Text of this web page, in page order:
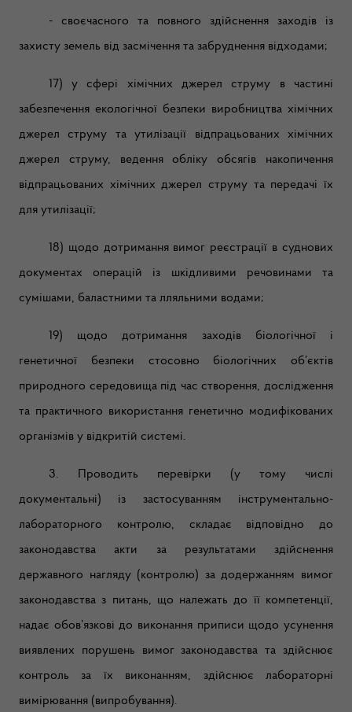
- своєчасного та повного здійснення заходів із
захисту земель від засмічення та забруднення відходами;
17) у сфері хімічних джерел струму в частині
забезпечення екологічної безпеки виробництва хімічних
джерел струму та утилізації відпрацьованих хімічних
джерел струму, ведення обліку обсягів накопичення
відпрацьованих хімічних джерел струму та передачі їх
для утилізації;
18) щодо дотримання вимог реєстрації в суднових
документах операцій із шкідливими речовинами та
сумішами, баластними та лляльними водами;
19) щодо дотримання заходів біологічної і
генетичної безпеки стосовно біологічних об’єктів
природного середовища під час створення, дослідження
та практичного використання генетично модифікованих
організмів у відкритій системі.
3. Проводить перевірки (у тому числі
документальні) із застосуванням інструментально-
лабораторного контролю, складає відповідно до
законодавства акти за результатами здійснення
державного нагляду (контролю) за додержанням вимог
законодавства з питань, що належать до її компетенції,
надає обов’язкові до виконання приписи щодо усунення
виявлених порушень вимог законодавства та здійснює
контроль за їх виконанням, здійснює лабораторні
вимірювання (випробування).